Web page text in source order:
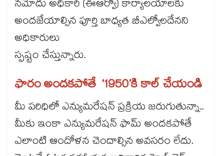
నమోదు అధికారి (ఈఆర్వో) కార్యాలయాలకు
అందజేయాల్సిన పూర్తి బాధ్యత బీఎల్వోలదేనని
అధికారులు
స్పష్టం చేస్తున్నారు.
ఫారం అందకపోతే ‘1950’కి కాల్ చేయండి
మీ పరిధిలో ఎన్యుమరేషన్ ప్రక్రియ జరుగుతున్నా..
మీకు ఇంకా ఎన్యుమరేషన్ ఫామ్ అందకపోతే
ఎలాంటి ఆందోళన చెందాల్సిన అవసరం లేదు.